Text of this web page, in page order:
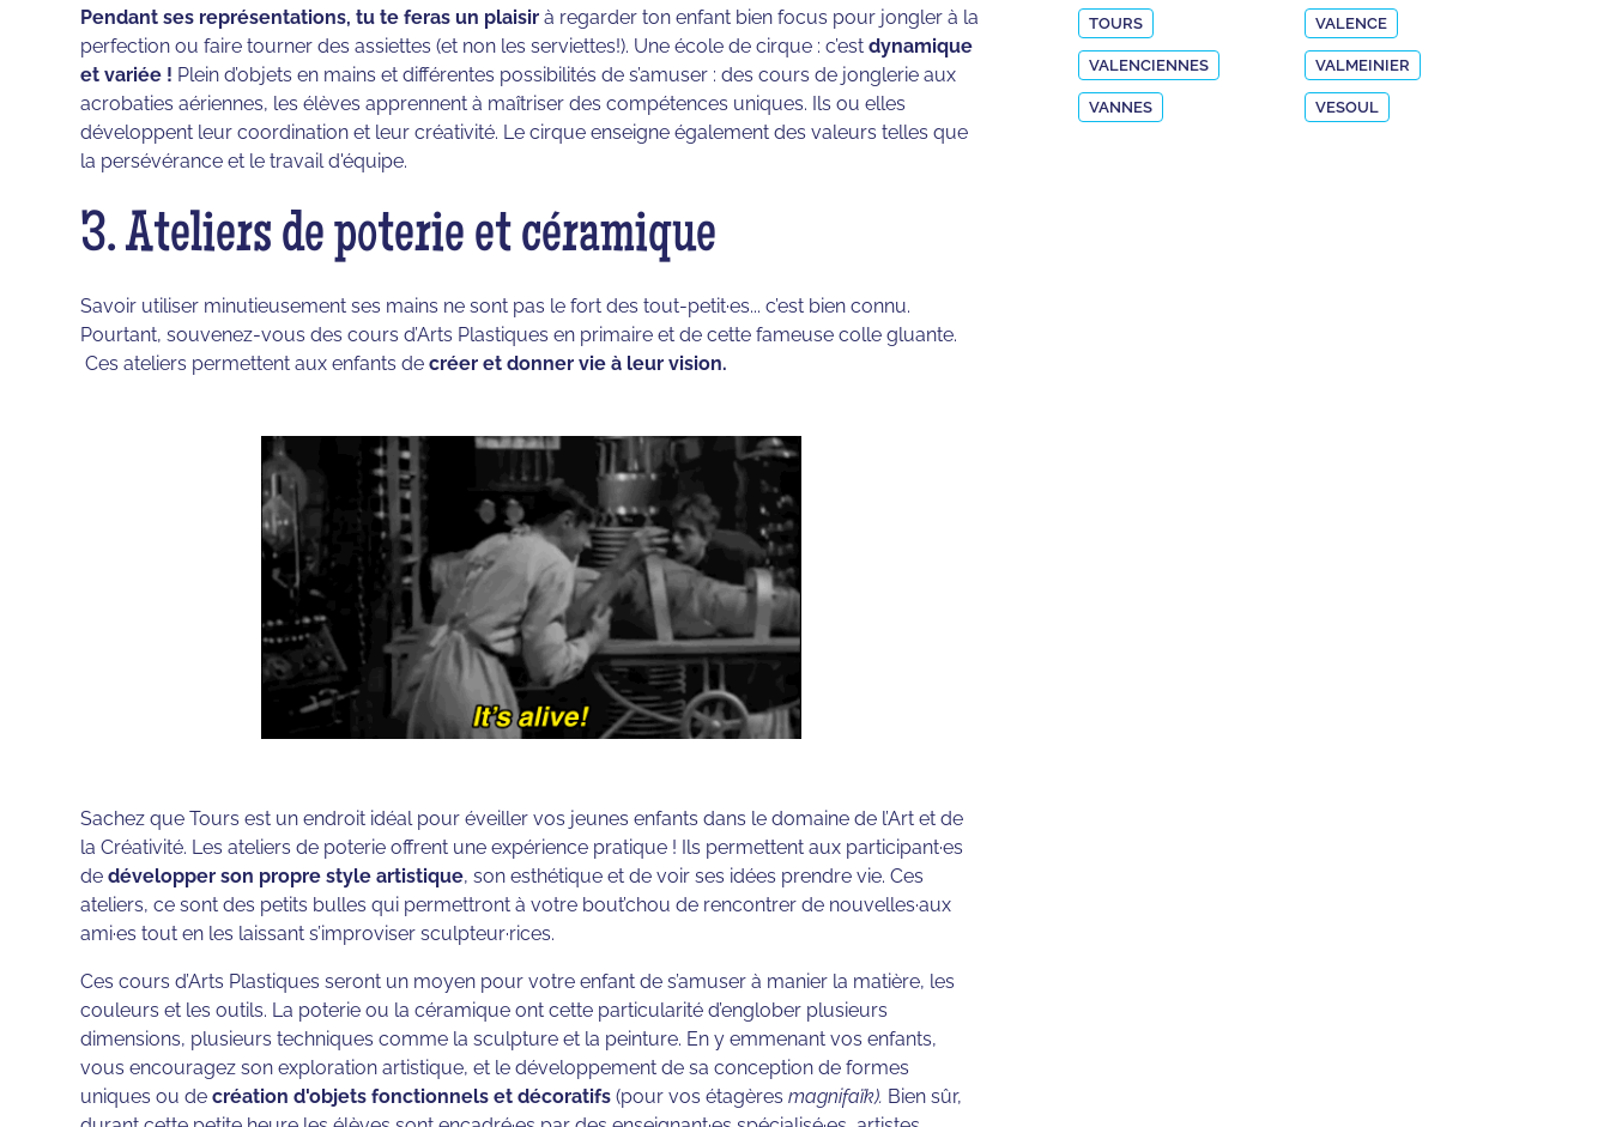
Pendant ses représentations, tu te feras un plaisirà regarder ton enfant bien focus pour jongler à la
perfection ou faire tourner des assiettes (et non les serviettes!). Une école de cirque : c’estdynamique
et variée ! Plein d’objets en mains et différentes possibilités de s’amuser : des cours de jonglerie aux
acrobaties aériennes, les élèves apprennent à maîtriser des compétences uniques. Ils ou elles
développent leur coordination et leur créativité. Le cirque enseigne également des valeurs telles que
la persévérance et le travail d'équipe.
3. Ateliers de poterie et céramique
Savoir utiliser minutieusement ses mains ne sont pas le fort des tout-petit·es... c’est bien connu.
Pourtant, souvenez-vous des cours d’Arts Plastiques en primaire et de cette fameuse colle gluante.
Ces ateliers permettent aux enfants decréer et donner vie à leur vision.
Sachez que Tours est un endroit idéal pour éveiller vos jeunes enfants dans le domaine de l’Art et de
la Créativité. Les ateliers de poterie offrent une expérience pratique ! Ils permettent aux participant·es
dedévelopper son propre style artistique, son esthétique et de voir ses idées prendre vie. Ces
ateliers, ce sont des petits bulles qui permettront à votre bout’chou de rencontrer de nouvelles·aux
ami·es tout en les laissant s’improviser sculpteur·rices.
Ces cours d’Arts Plastiques seront un moyen pour votre enfant de s’amuser à manier la matière, les
couleurs et les outils. La poterie ou la céramique ont cette particularité d’englober plusieurs
dimensions, plusieurs techniques comme la sculpture et la peinture. En y emmenant vos enfants,
vous encouragez son exploration artistique, et le développement de sa conception de formes
uniques ou decréation d'objets fonctionnels et décoratifs(pour vos étagèresmagnifaïk). Bien sûr,
TOURS VALENCE
VALENCIENNES VALMEINIER
VANNES VESOUL